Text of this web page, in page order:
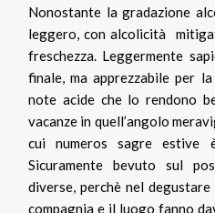
Nonostante la gradazione
leggero, con alcolicità
freschezza. Leggermente
finale, ma apprezzabile per
note acide che lo rendono
vacanze in quell’angolo
cui numeros sagre
Sicuramente bevuto sul
diverse, perchè nel degustare
compagnia e il luogo fanno